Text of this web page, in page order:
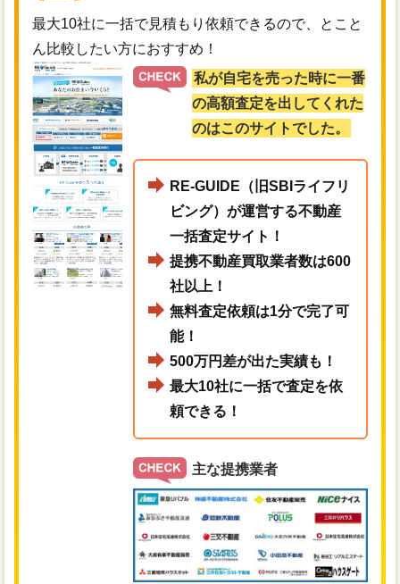
最大10社に一括で見積もり依頼できるので、とこと
ん比較したい方におすすめ！
私が自宅を売った時に一番
の高額査定を出してくれた
のはこのサイトでした。
RE-GUIDE（旧SBIライフリ
ビング）が運営する不動産
一括査定サイト！
提携不動産買取業者数は600
社以上！
無料査定依頼は1分で完了可
能！
500万円差が出た実績も！
最大10社に一括で査定を依
頼できる！
主な提携業者